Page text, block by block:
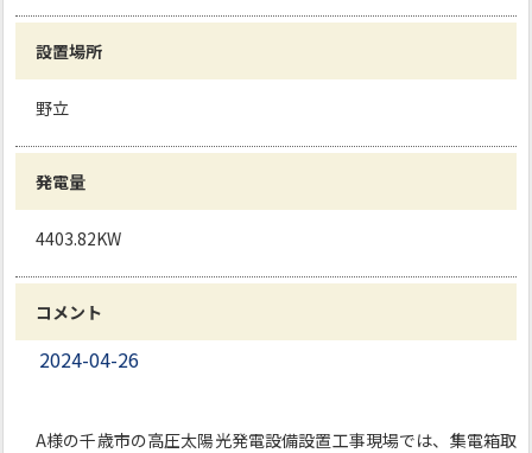
設置場所
野立
発電量
4403.82KW
コメント
2024-04-26
A様の千歳市の高圧太陽光発電設備設置工事現場では、集電箱取